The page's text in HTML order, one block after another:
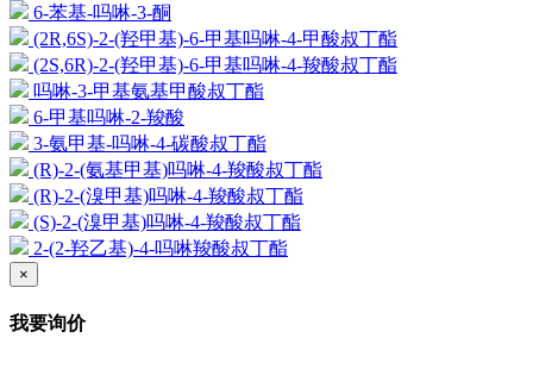
6-苯基-吗啉-3-酮
(2R,6S)-2-(羟甲基)-6-甲基吗啉-4-甲酸叔丁酯
(2S,6R)-2-(羟甲基)-6-甲基吗啉-4-羧酸叔丁酯
吗啉-3-甲基氨基甲酸叔丁酯
6-甲基吗啉-2-羧酸
3-氨甲基-吗啉-4-碳酸叔丁酯
(R)-2-(氨基甲基)吗啉-4-羧酸叔丁酯
(R)-2-(溴甲基)吗啉-4-羧酸叔丁酯
(S)-2-(溴甲基)吗啉-4-羧酸叔丁酯
2-(2-羟乙基)-4-吗啉羧酸叔丁酯
×
我要询价